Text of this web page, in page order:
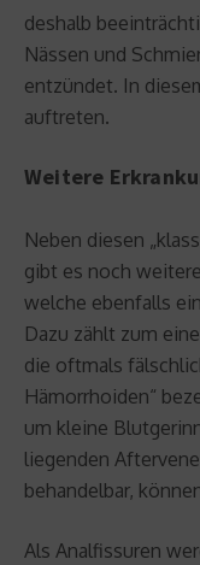
deshalb
Nässen und
entzündet. In
auftreten.
Weitere
Neben diesen
gibt es noch
welche ebenfalls
Dazu zählt zum
die oftmals
Hämorrhoiden“
um kleine
liegenden
behandelbar,
Als Analfissuren